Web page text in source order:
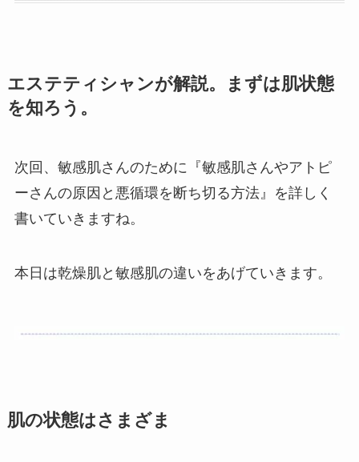
エステティシャンが解説。まずは肌状態
を知ろう。
次回、敏感肌さんのために『敏感肌さんやアトピ
ーさんの原因と悪循環を断ち切る方法』を詳しく
書いていきますね。
本日は乾燥肌と敏感肌の違いをあげていきます。
肌の状態はさまざま